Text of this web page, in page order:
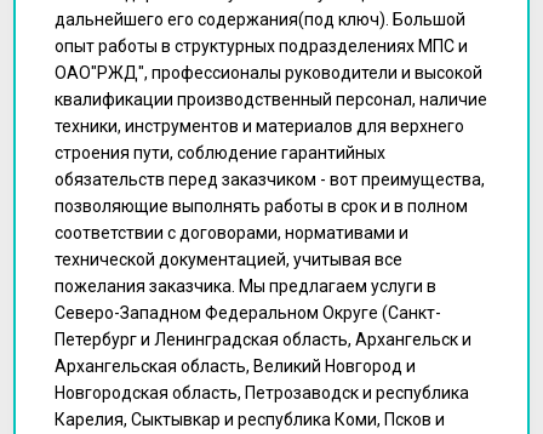
дальнейшего его содержания(под ключ). Большой
опыт работы в структурных подразделениях МПС и
ОАО"РЖД", профессионалы руководители и высокой
квалификации производственный персонал, наличие
техники, инструментов и материалов для верхнего
строения пути, соблюдение гарантийных
обязательств перед заказчиком - вот преимущества,
позволяющие выполнять работы в срок и в полном
соответствии с договорами, нормативами и
технической документацией, учитывая все
пожелания заказчика. Мы предлагаем услуги в
Северо-Западном Федеральном Округе (Санкт-
Петербург и Ленинградская область, Архангельск и
Архангельская область, Великий Новгород и
Новгородская область, Петрозаводск и республика
Карелия, Сыктывкар и республика Коми, Псков и